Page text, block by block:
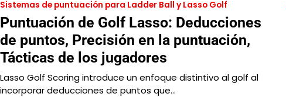
Sistemas de puntuación para Ladder Ball y Lasso Golf
Puntuación de Golf Lasso: Deducciones
de puntos, Precisión en la puntuación,
Tácticas de los jugadores
Lasso Golf Scoring introduce un enfoque distintivo al golf al
incorporar deducciones de puntos que…